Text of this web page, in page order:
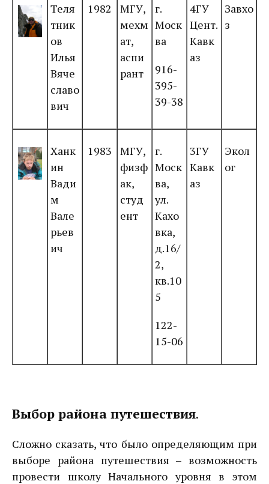
Теля
тник
ов
Илья
Вяче
славо
вич
1982
МГУ,
мехм
ат,
аспи
рант
г.
Моск
ва
916-
395-
39-38
4ГУ
Цент.
Кавк
аз
Завхо
з
Ханк
ин
Вади
м
Вале
рьев
ич
1983
МГУ,
физф
ак,
студ
ент
г.
Моск
ва,
ул.
Кахо
вка,
д.16/
2,
кв.10
5
122-
15-06
3ГУ
Кавк
аз
Экол
ог
Выбор района путешествия.
Сложно сказать, что было определяющим при
выборе района путешествия – возможность
провести школу Начального уровня в этом